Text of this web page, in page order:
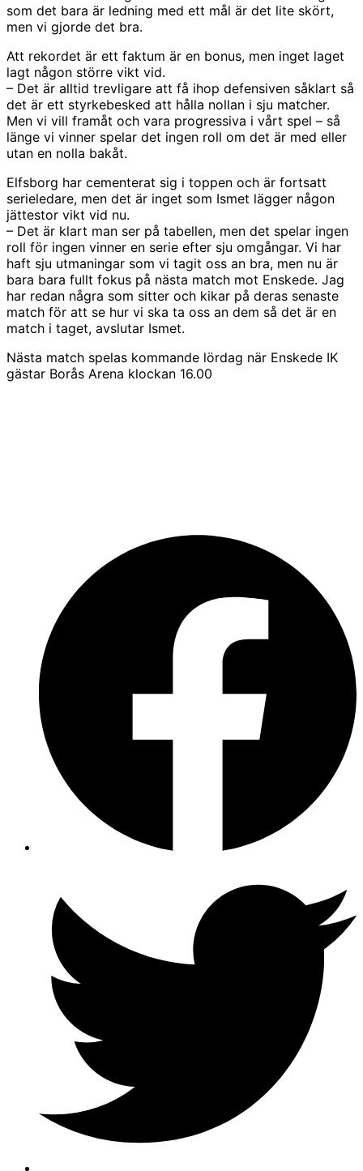
som det bara är ledning med ett mål är det lite skört,
men vi gjorde det bra.
Att rekordet är ett faktum är en bonus, men inget laget
lagt någon större vikt vid.
– Det är alltid trevligare att få ihop defensiven såklart så
det är ett styrkebesked att hålla nollan i sju matcher.
Men vi vill framåt och vara progressiva i vårt spel – så
länge vi vinner spelar det ingen roll om det är med eller
utan en nolla bakåt.
Elfsborg har cementerat sig i toppen och är fortsatt
serieledare, men det är inget som Ismet lägger någon
jättestor vikt vid nu.
– Det är klart man ser på tabellen, men det spelar ingen
roll för ingen vinner en serie efter sju omgångar. Vi har
haft sju utmaningar som vi tagit oss an bra, men nu är
bara bara fullt fokus på nästa match mot Enskede. Jag
har redan några som sitter och kikar på deras senaste
match för att se hur vi ska ta oss an dem så det är en
match i taget, avslutar Ismet.
Nästa match spelas kommande lördag när Enskede IK
gästar Borås Arena klockan 16.00